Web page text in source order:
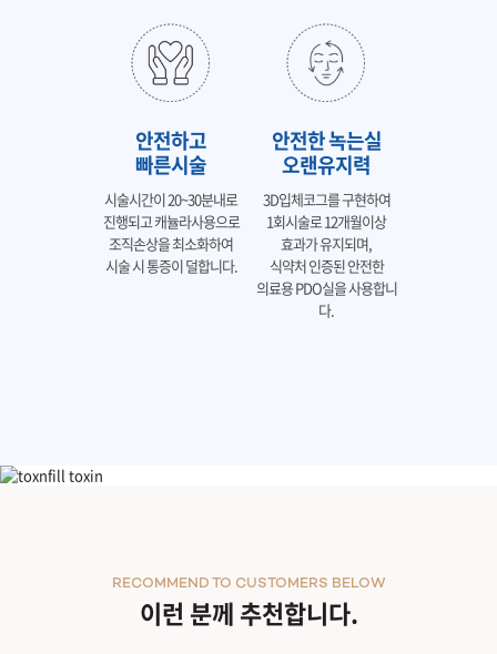
안전하고
빠른시술
시술시간이 20~30분내로
진행되고 캐뉼라사용으로
조직손상을 최소화하여
시술 시 통증이 덜합니다.
안전한 녹는실
오랜유지력
3D입체코그를 구현하여
1회시술로 12개월이상
효과가 유지되며,
식약처 인증된 안전한
의료용 PDO실을 사용합니
다.
이런 분께 추천합니다.
RECOMMEND TO CUSTOMERS BELOW